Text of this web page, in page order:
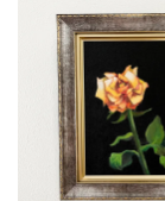
ジャンル
配送目安